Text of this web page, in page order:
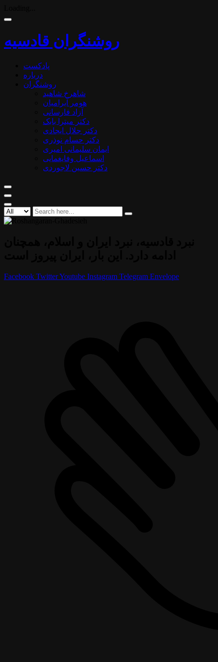
روشنگران قادسیه
پادکست
درباره
روشنگران
شاهرخ شاهید
هومر آبرامیان
آزاد فارسانی
دکتر میترا بابک
دکتر جلال ایجادی
دکتر حسام نوذری
ایمان سلیمانی امیری
اسماعیل وفایغمایی
دکتر حسین لاجوردی
Facebook TwitterYoutube Instagram Telegram Envelope